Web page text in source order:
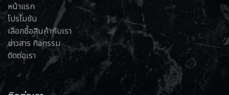
หน้าแรก
โปรโมชัน
เลือกซื้อสินค้ากับเรา
ข่าวสาร กิจกรรม
ติดต่อเรา